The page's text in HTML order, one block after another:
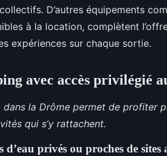
D’autres équipements
à la location, complètent
expériences sur chaque sortie.
avec accès privilégié
dans la Drôme permet de profiter
qui s’y rattachent.
d’eau privés ou proches de sites